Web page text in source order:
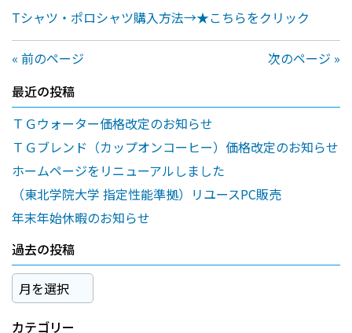
Tシャツ・ポロシャツ購入方法→★こちらをクリック
« 前のページ
次のページ »
最近の投稿
ＴＧウォーター価格改定のお知らせ
ＴＧブレンド（カップオンコーヒー）価格改定のお知らせ
ホームページをリニューアルしました
（東北学院大学 指定性能準拠）リユースPC販売
年末年始休暇のお知らせ
過去の投稿
過
去
の
カテゴリー